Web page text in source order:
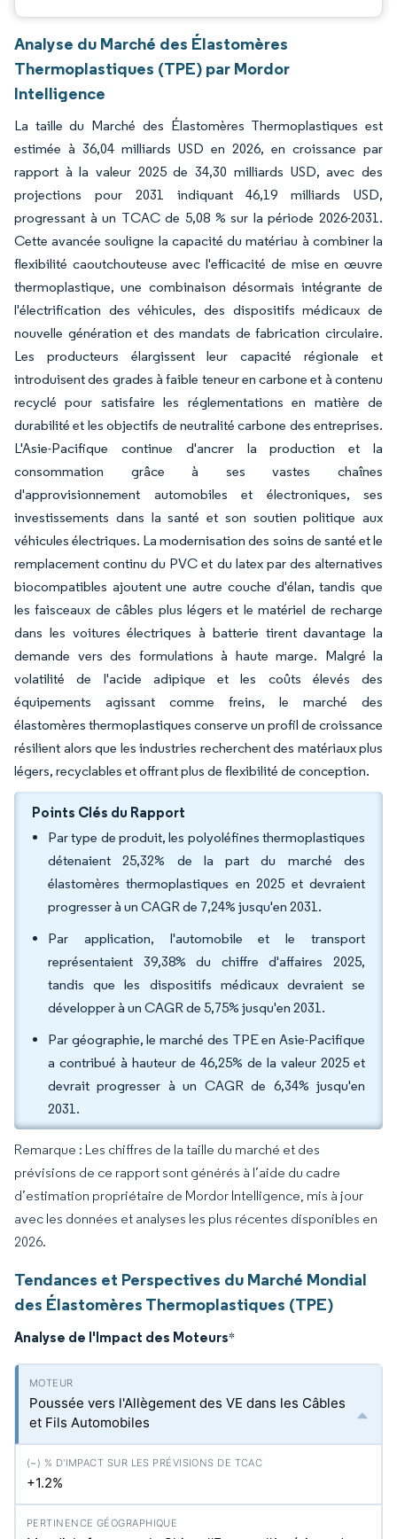
Analyse du Marché des Élastomères
Thermoplastiques (TPE) par Mordor
Intelligence
La taille du Marché des Élastomères Thermoplastiques est
estimée à 36,04 milliards USD en 2026, en croissance par
rapport à la valeur 2025 de 34,30 milliards USD, avec des
projections pour 2031 indiquant 46,19 milliards USD,
progressant à un TCAC de 5,08 % sur la période 2026-2031.
Cette avancée souligne la capacité du matériau à combiner la
flexibilité caoutchouteuse avec l'efficacité de mise en œuvre
thermoplastique, une combinaison désormais intégrante de
l'électrification des véhicules, des dispositifs médicaux de
nouvelle génération et des mandats de fabrication circulaire.
Les producteurs élargissent leur capacité régionale et
introduisent des grades à faible teneur en carbone et à contenu
recyclé pour satisfaire les réglementations en matière de
durabilité et les objectifs de neutralité carbone des entreprises.
L'Asie-Pacifique continue d'ancrer la production et la
consommation grâce à ses vastes chaînes
d'approvisionnement automobiles et électroniques, ses
investissements dans la santé et son soutien politique aux
véhicules électriques. La modernisation des soins de santé et le
remplacement continu du PVC et du latex par des alternatives
biocompatibles ajoutent une autre couche d'élan, tandis que
les faisceaux de câbles plus légers et le matériel de recharge
dans les voitures électriques à batterie tirent davantage la
demande vers des formulations à haute marge. Malgré la
volatilité de l'acide adipique et les coûts élevés des
équipements agissant comme freins, le marché des
élastomères thermoplastiques conserve un profil de croissance
résilient alors que les industries recherchent des matériaux plus
légers, recyclables et offrant plus de flexibilité de conception.
Points Clés du Rapport
Par type de produit, les polyoléfines thermoplastiques
détenaient 25,32% de la part du marché des
élastomères thermoplastiques en 2025 et devraient
progresser à un CAGR de 7,24% jusqu'en 2031.
Par application, l'automobile et le transport
représentaient 39,38% du chiffre d'affaires 2025,
tandis que les dispositifs médicaux devraient se
développer à un CAGR de 5,75% jusqu'en 2031.
Par géographie, le marché des TPE en Asie-Pacifique
a contribué à hauteur de 46,25% de la valeur 2025 et
devrait progresser à un CAGR de 6,34% jusqu'en
2031.
Remarque : Les chiffres de la taille du marché et des
prévisions de ce rapport sont générés à l’aide du cadre
d’estimation propriétaire de Mordor Intelligence, mis à jour
avec les données et analyses les plus récentes disponibles en
2026.
Tendances et Perspectives du Marché Mondial
des Élastomères Thermoplastiques (TPE)
Analyse de l'Impact des Moteurs*
Poussée vers l'Allègement des VE dans les Câbles
et Fils Automobiles
+1.2%